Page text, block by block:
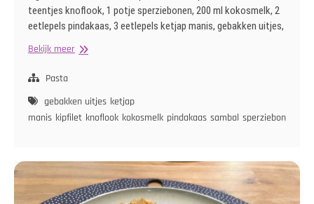
teentjes knoflook, 1 potje sperziebonen, 200 ml kokosmelk, 2
eetlepels pindakaas, 3 eetlepels ketjap manis, gebakken uitjes,
Bekijk meerSaté
en
Speziebonen
Pasta
gebakken uitjes ketjap
manis kipfilet knoflook kokosmelk pindakaas sambal sperziebonen